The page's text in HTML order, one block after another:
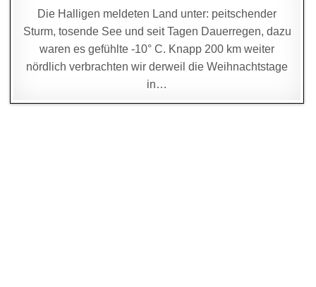
Die Halligen meldeten Land unter: peitschender
Sturm, tosende See und seit Tagen Dauerregen, dazu
waren es gefühlte -10° C. Knapp 200 km weiter
nördlich verbrachten wir derweil die Weihnachtstage
in…